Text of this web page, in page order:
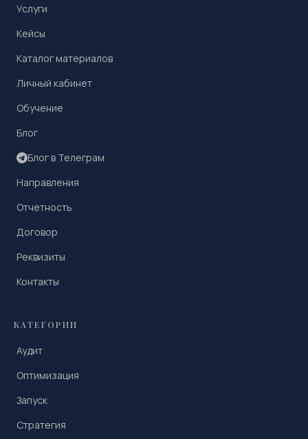
Услуги
Кейсы
Каталог материалов
Личный кабинет
Обучение
Блог
Блог в Телеграм
Направления
Отчетность
Договор
Реквизиты
Контакты
КАТЕГОРИИ
Аудит
Оптимизация
Запуск
Стратегия